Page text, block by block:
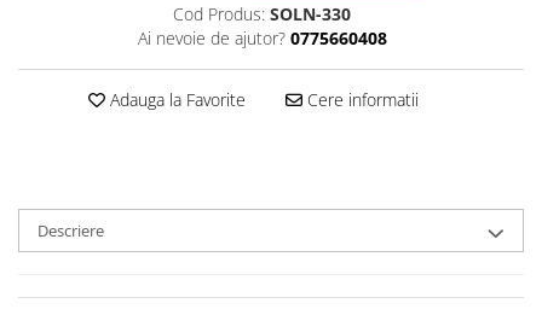
Cod Produs: SOLN-330
Ai nevoie de ajutor? 0775660408
Adauga la Favorite Cere informatii
Descriere